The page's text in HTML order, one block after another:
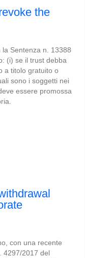
the
Sentenza n. 13388
(i) se il trust debba
a titolo gratuito o
sono i soggetti nei
essere promossa
con una recente
4297/2017 del